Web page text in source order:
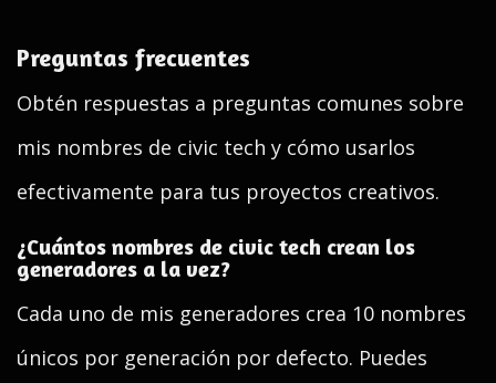
Preguntas frecuentes
Obtén respuestas a preguntas comunes sobre
mis nombres de civic tech y cómo usarlos
efectivamente para tus proyectos creativos.
¿Cuántos nombres de civic tech crean los
generadores a la vez?
Cada uno de mis generadores crea 10 nombres
únicos por generación por defecto. Puedes